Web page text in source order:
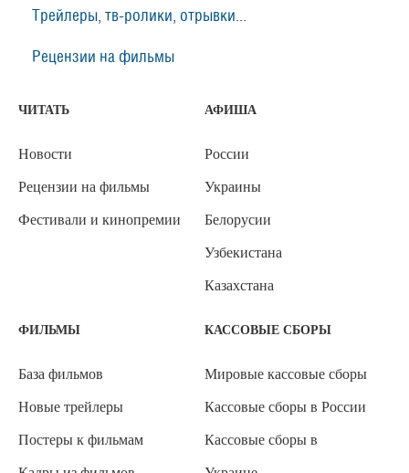
Трейлеры, тв-ролики, отрывки...
Рецензии на фильмы
ЧИТАТЬ
Новости
Рецензии на фильмы
Фестивали и кинопремии
АФИША
России
Украины
Белорусии
Узбекистана
Казахстана
ФИЛЬМЫ
База фильмов
Новые трейлеры
Постеры к фильмам
КАССОВЫЕ СБОРЫ
Мировые кассовые сборы
Кассовые сборы в России
Кассовые сборы в